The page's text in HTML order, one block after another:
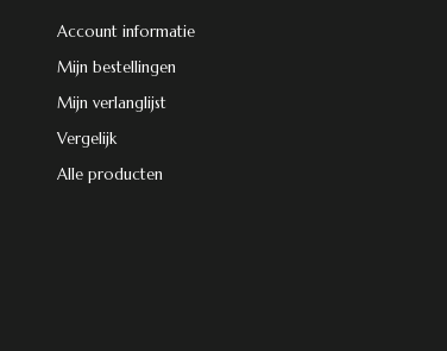
Account informatie
Mijn bestellingen
Mijn verlanglijst
Vergelijk
Alle producten